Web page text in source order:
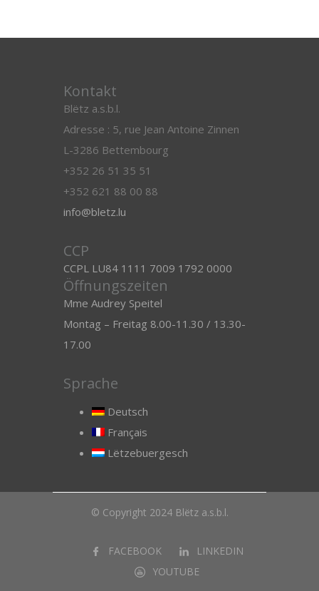
Kontakt
Blëtz a.s.b.l.
Adresse : 5, rue Jean Antoine Zinnen
L-3286 Bettembourg
+352 26 51 35 51
+352 621 88 00 88
info@bletz.lu
CCP
CCPL LU84 1111 7009 1792 0000
Öffnungszeiten
Mme Audrey Speitel
Montag – Freitag 8.00-11.30 / 13.30-
17.00
Sprache
Deutsch
Français
Lëtzebuergesch
© Copyright 2024 Blëtz a.s.b.l.
FACEBOOK
LINKEDIN
YOUTUBE